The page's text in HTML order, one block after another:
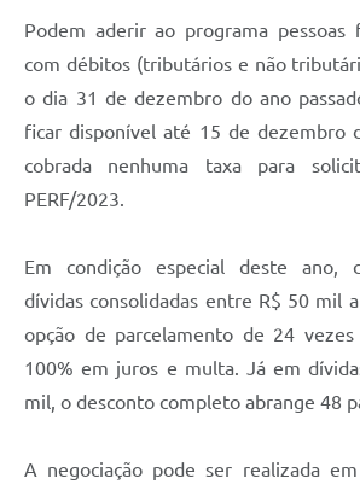
Arquivos para Download
Galeria de Vídeos
Contas Públicas
Legislação
Serviços Online
Podem aderir ao programa pessoas
com débitos (tributários e não
o dia 31 de dezembro do ano
ficar disponível até 15 de dezembro
cobrada nenhuma taxa para
PERF/2023.
Em condição especial deste ano,
dívidas consolidadas entre R$ 50 mil
opção de parcelamento de 24
100% em juros e multa. Já em
mil, o desconto completo abrange 48
A negociação pode ser realizada